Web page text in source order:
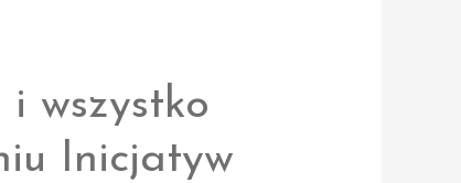
i wszystko
Inicjatyw